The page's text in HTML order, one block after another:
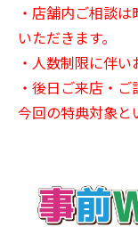
・店舗内ご相談
いただきます。
・人数制限に伴い
・後日ご来店・
今回の特典対象と